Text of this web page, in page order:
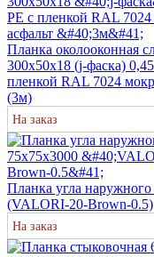
Планка околооконная
300х50х18 (j-фаска)
пленкой RAL 7024
(3м)
На заказ
Планка угла
(VALORI-20-Brown-0.5)
На заказ